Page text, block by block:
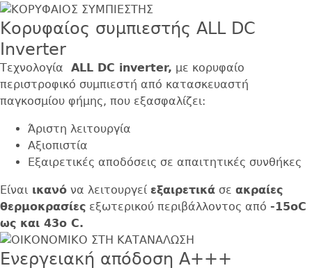
Κορυφαίος συμπιεστής ALL DC
Inverter
Τεχνολογία ALL DC inverter, με κορυφαίο
περιστροφικό συμπιεστή από κατασκευαστή
παγκοσμίου φήμης, που εξασφαλίζει:
Άριστη λειτουργία
Αξιοπιστία
Εξαιρετικές αποδόσεις σε απαιτητικές συνθήκες
Είναι ικανό να λειτουργεί εξαιρετικά σε ακραίες
θερμοκρασίες εξωτερικού περιβάλλοντος από -15οC
ως και 43ο C.
Ενεργειακή απόδοση Α+++